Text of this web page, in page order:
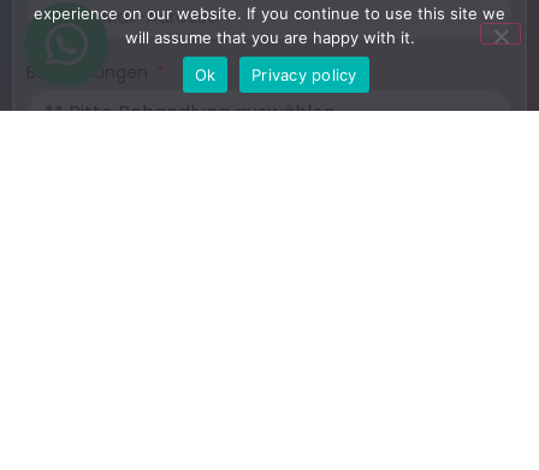
experience on our website. If you continue to use this site we
will assume that you are happy with it.
Ok
Privacy policy